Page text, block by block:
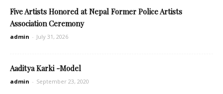
Five Artists Honored at Nepal Former Police Artists
Association Ceremony
admin - July 31, 2026
Aaditya Karki -Model
admin - September 23, 2020